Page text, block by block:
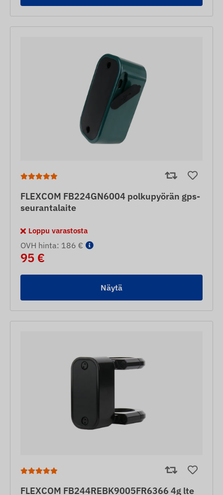
FLEXCOM FB224GN6004 polkupyörän gps-
seurantalaite
Loppu varastosta
OVH hinta: 186 €
95 €
Näytä
FLEXCOM FB244REBK9005FR6366 4g lte